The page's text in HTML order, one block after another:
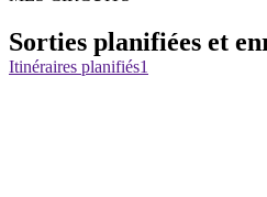
Sorties planifiées et
Itinéraires planifiés1